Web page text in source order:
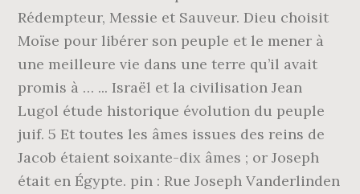
Rédempteur, Messie et Sauveur. Dieu choisit
Moïse pour libérer son peuple et le mener à
une meilleure vie dans une terre qu’il avait
promis à … ... Israël et la civilisation Jean
Lugol étude historique évolution du peuple
juif. 5 Et toutes les âmes issues des reins de
Jacob étaient soixante-dix âmes ; or Joseph
était en Égypte. pin : Rue Joseph Vanderlinden